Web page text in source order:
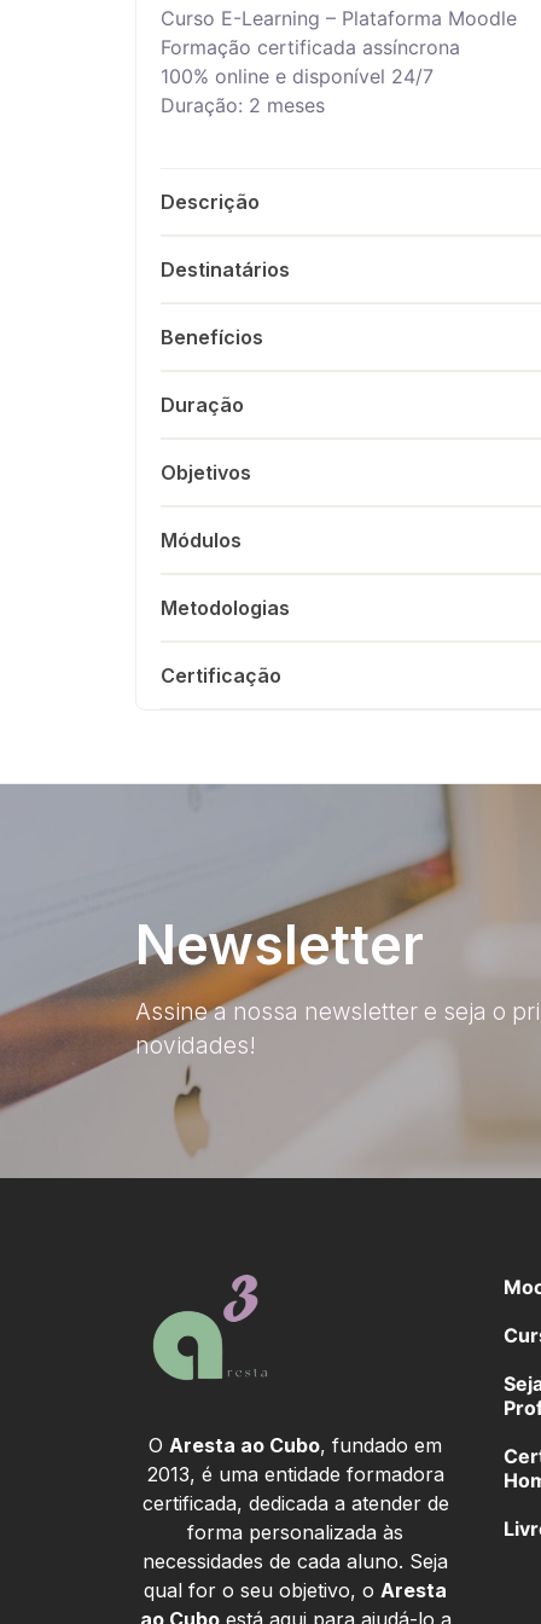
Curso E-Learning – Plataforma Moodle
Formação certificada assíncrona
100% online e disponível 24/7
Duração: 2 meses
Descrição
Destinatários
Benefícios
Duração
Objetivos
Módulos
Metodologias
Certificação
Newsletter
Assine a nossa newsletter e seja o
novidades!
O Aresta ao Cubo, fundado em
2013, é uma entidade formadora
certificada, dedicada a atender de
forma personalizada às
necessidades de cada aluno. Seja
qual for o seu objetivo, o Aresta